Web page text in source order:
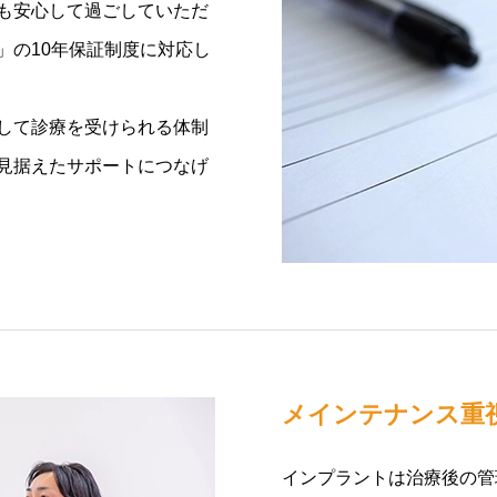
安心して過ごしていただ
の10年保証制度に対応し
て診療を受けられる体制
据えたサポートにつなげ
メインテナンス重
インプラントは治療後の